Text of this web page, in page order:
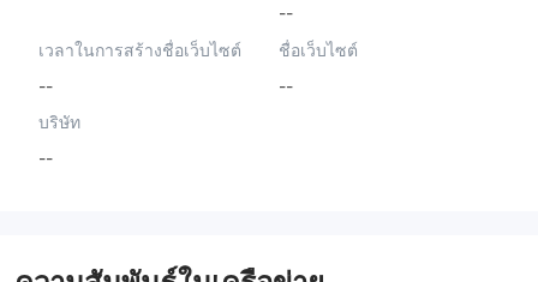
--
เวลาในการสร้างชื่อเว็บไซต์
--
ชื่อเว็บไซต์
--
บริษัท
--